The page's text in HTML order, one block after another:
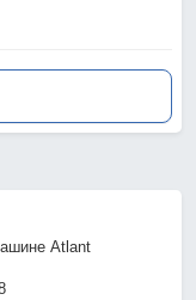
Atlant